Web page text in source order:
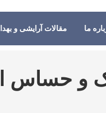
ما مقالات آرایشی و
و حساس